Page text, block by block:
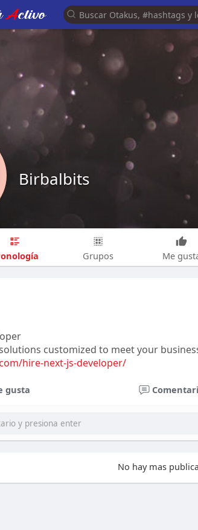
Birbalbits
Grupos Me
customized to meet your
hire-next-js-developer/
gusta
No hay mas